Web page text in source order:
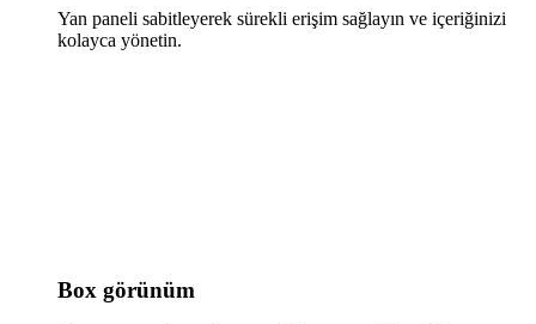
Yan paneli sabitleyerek sürekli erişim sağlayın ve içeriğinizi
kolayca yönetin.
Box görünüm